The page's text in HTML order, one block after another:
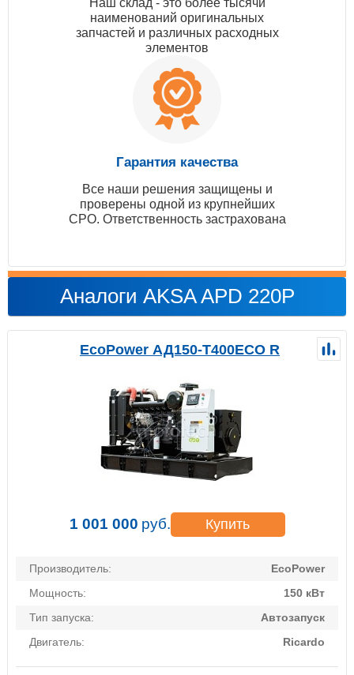
Наш склад - это более тысячи
наименований оригинальных
запчастей и различных расходных
элементов
Гарантия качества
Все наши решения защищены и
проверены одной из крупнейших
СРО. Ответственность застрахована
Аналоги AKSA APD 220P
EcoPower АД150-T400ECO R
1 001 000 руб. Купить
Производитель:
EcoPower
Мощность:
150 кВт
Тип запуска:
Автозапуск
Двигатель:
Ricardo